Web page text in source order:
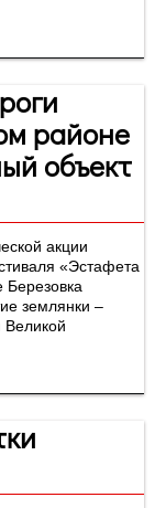
районе
объект
акции
«Эстафета
Березовка
Великой